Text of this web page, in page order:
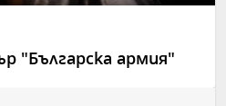
"Българска армия"